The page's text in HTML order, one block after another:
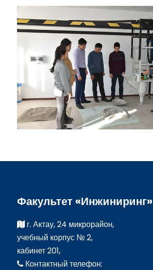
Факультет «Инжиниринг»
г. Актау, 24 микрорайон,
учебный корпус № 2,
кабинет 201,
Контактный телефон: